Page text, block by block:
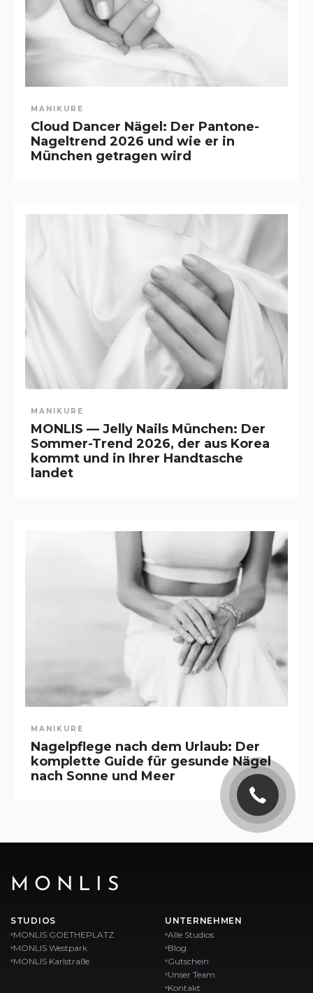
MANIKURE
Cloud Dancer Nägel: Der Pantone-
Nageltrend 2026 und wie er in
München getragen wird
MANIKURE
MONLIS — Jelly Nails München: Der
Sommer-Trend 2026, der aus Korea
kommt und in Ihrer Handtasche
landet
MANIKURE
Nagelpflege nach dem Urlaub: Der
komplette Guide für gesunde Nägel
nach Sonne und Meer
MONLIS
STUDIOS
MONLIS GOETHEPLATZ
MONLIS Westpark
MONLIS Karlstraße
UNTERNEHMEN
Alle Studios
Blog
Gutschein
Unser Team
Kontakt